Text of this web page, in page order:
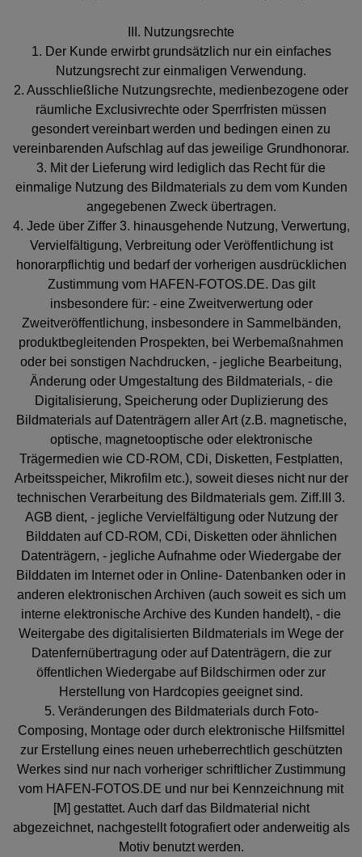
III. Nutzungsrechte
1. Der Kunde erwirbt grundsätzlich nur ein einfaches
Nutzungsrecht zur einmaligen Verwendung.
2. Ausschließliche Nutzungsrechte, medienbezogene oder
räumliche Exclusivrechte oder Sperrfristen müssen
gesondert vereinbart werden und bedingen einen zu
vereinbarenden Aufschlag auf das jeweilige Grundhonorar.
3. Mit der Lieferung wird lediglich das Recht für die
einmalige Nutzung des Bildmaterials zu dem vom Kunden
angegebenen Zweck übertragen.
4. Jede über Ziffer 3. hinausgehende Nutzung, Verwertung,
Vervielfältigung, Verbreitung oder Veröffentlichung ist
honorarpflichtig und bedarf der vorherigen ausdrücklichen
Zustimmung vom HAFEN-FOTOS.DE. Das gilt
insbesondere für: - eine Zweitverwertung oder
Zweitveröffentlichung, insbesondere in Sammelbänden,
produktbegleitenden Prospekten, bei Werbemaßnahmen
oder bei sonstigen Nachdrucken, - jegliche Bearbeitung,
Änderung oder Umgestaltung des Bildmaterials, - die
Digitalisierung, Speicherung oder Duplizierung des
Bildmaterials auf Datenträgern aller Art (z.B. magnetische,
optische, magnetooptische oder elektronische
Trägermedien wie CD-ROM, CDi, Disketten, Festplatten,
Arbeitsspeicher, Mikrofilm etc.), soweit dieses nicht nur der
technischen Verarbeitung des Bildmaterials gem. Ziff.III 3.
AGB dient, - jegliche Vervielfältigung oder Nutzung der
Bilddaten auf CD-ROM, CDi, Disketten oder ähnlichen
Datenträgern, - jegliche Aufnahme oder Wiedergabe der
Bilddaten im Internet oder in Online- Datenbanken oder in
anderen elektronischen Archiven (auch soweit es sich um
interne elektronische Archive des Kunden handelt), - die
Weitergabe des digitalisierten Bildmaterials im Wege der
Datenfernübertragung oder auf Datenträgern, die zur
öffentlichen Wiedergabe auf Bildschirmen oder zur
Herstellung von Hardcopies geeignet sind.
5. Veränderungen des Bildmaterials durch Foto-
Composing, Montage oder durch elektronische Hilfsmittel
zur Erstellung eines neuen urheberrechtlich geschützten
Werkes sind nur nach vorheriger schriftlicher Zustimmung
vom HAFEN-FOTOS.DE und nur bei Kennzeichnung mit
[M] gestattet. Auch darf das Bildmaterial nicht
abgezeichnet, nachgestellt fotografiert oder anderweitig als
Motiv benutzt werden.